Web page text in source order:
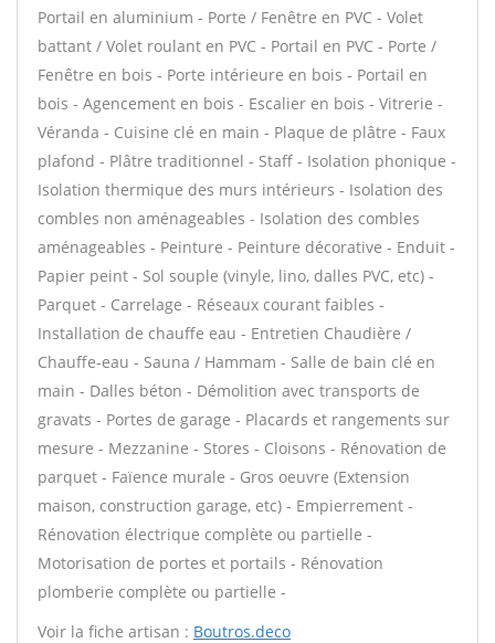
Portail en aluminium - Porte / Fenêtre en PVC - Volet
battant / Volet roulant en PVC - Portail en PVC - Porte /
Fenêtre en bois - Porte intérieure en bois - Portail en
bois - Agencement en bois - Escalier en bois - Vitrerie -
Véranda - Cuisine clé en main - Plaque de plâtre - Faux
plafond - Plâtre traditionnel - Staff - Isolation phonique -
Isolation thermique des murs intérieurs - Isolation des
combles non aménageables - Isolation des combles
aménageables - Peinture - Peinture décorative - Enduit -
Papier peint - Sol souple (vinyle, lino, dalles PVC, etc) -
Parquet - Carrelage - Réseaux courant faibles -
Installation de chauffe eau - Entretien Chaudière /
Chauffe-eau - Sauna / Hammam - Salle de bain clé en
main - Dalles béton - Démolition avec transports de
gravats - Portes de garage - Placards et rangements sur
mesure - Mezzanine - Stores - Cloisons - Rénovation de
parquet - Faïence murale - Gros oeuvre (Extension
maison, construction garage, etc) - Empierrement -
Rénovation électrique complète ou partielle -
Motorisation de portes et portails - Rénovation
plomberie complète ou partielle -
Voir la fiche artisan : Boutros.deco